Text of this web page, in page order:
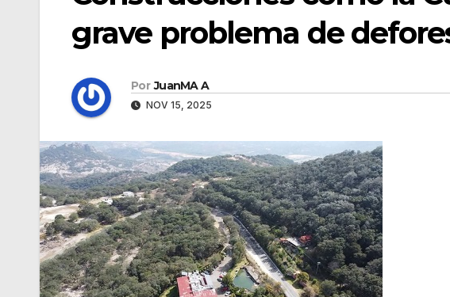
grave problema de
Por JuanMA A
NOV 15, 2025